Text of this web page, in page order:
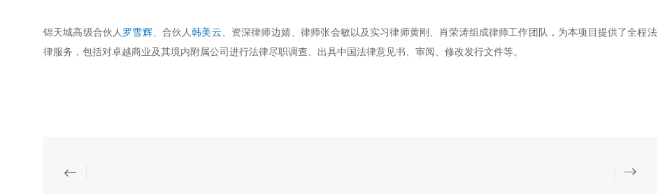
锦天城高级合伙人 罗雪辉、合伙人韩美云 、资深律师边婧、律师张会敏以及实习律师黄刚、肖荣涛组成律师工作团队，为本项目提供了全程法
律服务，包括对卓越商业及其境内附属公司进行法律尽职调查、出具中国法律意见书、审阅、修改发行文件等。